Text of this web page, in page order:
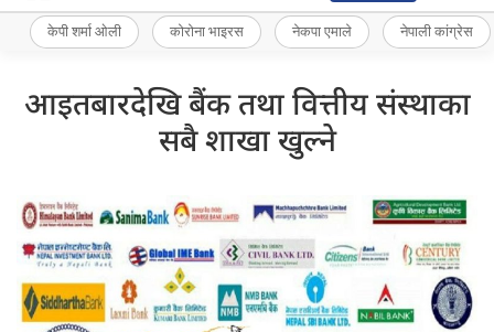
केपी शर्मा ओली कोरोना भाइरस नेकपा एमाले नेपाली कांग्रेस
आइतबारदेखि बैंक तथा वित्तीय संस्थाका
सबै शाखा खुल्ने